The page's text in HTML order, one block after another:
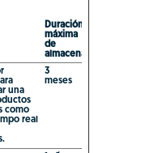
Duración
máxima
de
almacenamiento
una
como
real
3
meses